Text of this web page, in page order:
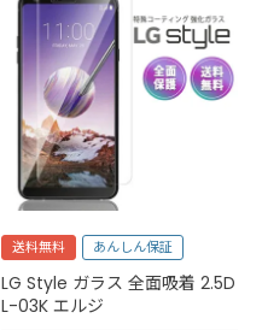
送料無料 あんしん保証
LG Style ガラス 全面吸着 2.5D
L-03K エルジ